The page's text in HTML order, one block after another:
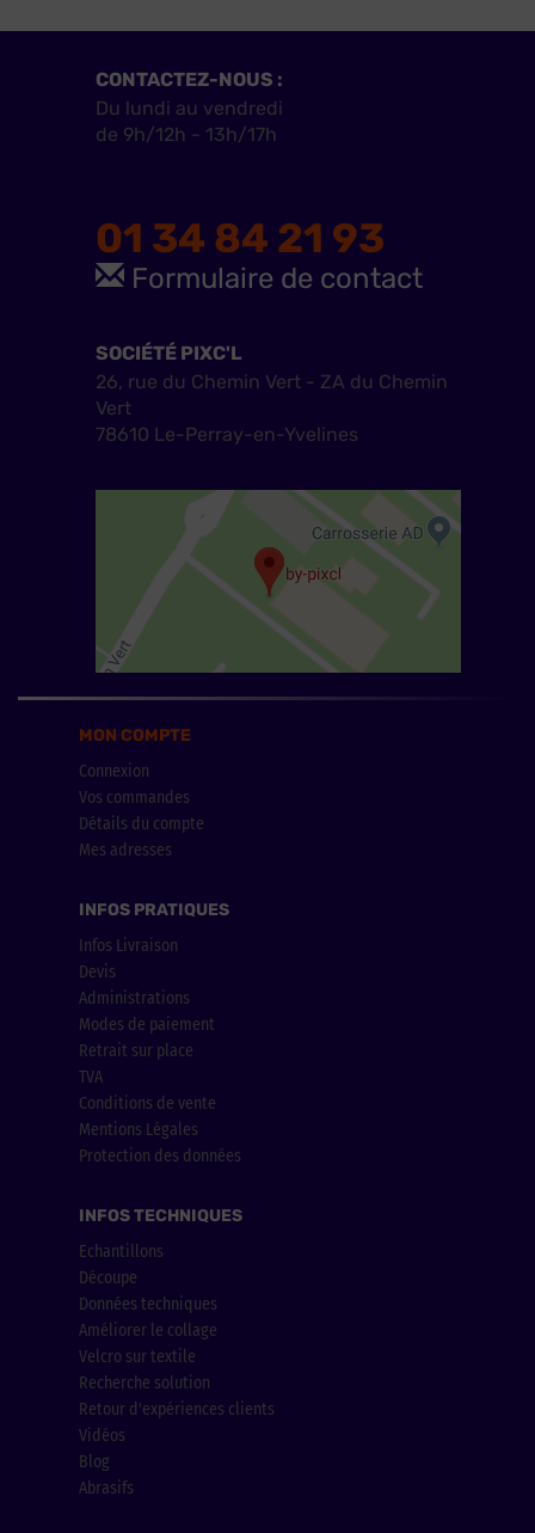
CONTACTEZ-NOUS :
Du lundi au vendredi
de 9h/12h - 13h/17h
01 34 84 21 93
Formulaire de contact
SOCIÉTÉ PIXC'L
26, rue du Chemin Vert - ZA du Chemin
Vert
78610 Le-Perray-en-Yvelines
MON COMPTE
Connexion
Vos commandes
Détails du compte
Mes adresses
INFOS PRATIQUES
Infos Livraison
Devis
Administrations
Modes de paiement
Retrait sur place
TVA
Conditions de vente
Mentions Légales
Protection des données
INFOS TECHNIQUES
Echantillons
Découpe
Données techniques
Améliorer le collage
Velcro sur textile
Recherche solution
Retour d'expériences clients
Vidéos
Blog
Abrasifs